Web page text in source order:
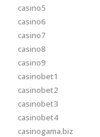
casino5
casino6
casino7
casino8
casino9
casinobet1
casinobet2
casinobet3
casinobet4
casinogama.biz